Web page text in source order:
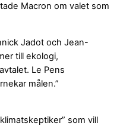
Macron om valet som
Jadot och Jean-
till ekologi,
Le Pens
målen.”
som vill